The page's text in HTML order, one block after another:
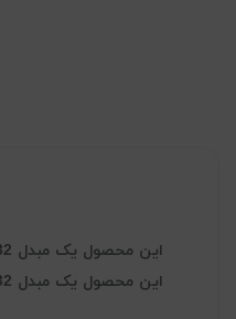
این محصول یک مبدل RS232 به RS485 می باشد و جهت ارتباط دو طرفه باسیم در مسافت های بالا کاربرد دارد.
این محصول یک مبدل RS232 به RS485 می باشد. یکی از تفاوت های پروتکل RS485 با RS232 ، تفاوت در سطح ولتاژهای آنها برای ارسال و دریافت اطلاعات می باشد.